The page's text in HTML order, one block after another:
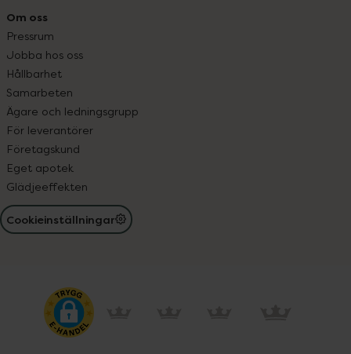
Om oss
Pressrum
Jobba hos oss
Hållbarhet
Samarbeten
Ägare och ledningsgrupp
För leverantörer
Företagskund
Eget apotek
Glädjeeffekten
Cookieinställningar